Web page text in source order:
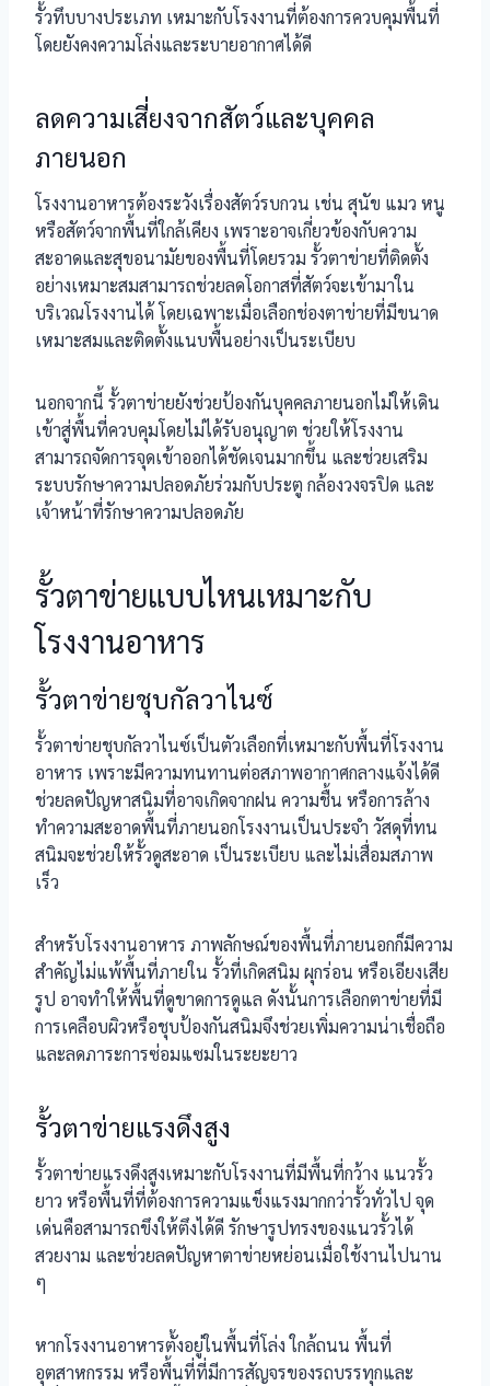
รั้วทึบบางประเภท เหมาะกับโรงงานที่ต้องการควบคุมพื้นที่
โดยยังคงความโล่งและระบายอากาศได้ดี
ลดความเสี่ยงจากสัตว์และบุคคล
ภายนอก
โรงงานอาหารต้องระวังเรื่องสัตว์รบกวน เช่น สุนัข แมว หนู
หรือสัตว์จากพื้นที่ใกล้เคียง เพราะอาจเกี่ยวข้องกับความ
สะอาดและสุขอนามัยของพื้นที่โดยรวม รั้วตาข่ายที่ติดตั้ง
อย่างเหมาะสมสามารถช่วยลดโอกาสที่สัตว์จะเข้ามาใน
บริเวณโรงงานได้ โดยเฉพาะเมื่อเลือกช่องตาข่ายที่มีขนาด
เหมาะสมและติดตั้งแนบพื้นอย่างเป็นระเบียบ
นอกจากนี้ รั้วตาข่ายยังช่วยป้องกันบุคคลภายนอกไม่ให้เดิน
เข้าสู่พื้นที่ควบคุมโดยไม่ได้รับอนุญาต ช่วยให้โรงงาน
สามารถจัดการจุดเข้าออกได้ชัดเจนมากขึ้น และช่วยเสริม
ระบบรักษาความปลอดภัยร่วมกับประตู กล้องวงจรปิด และ
เจ้าหน้าที่รักษาความปลอดภัย
รั้วตาข่ายแบบไหนเหมาะกับ
โรงงานอาหาร
รั้วตาข่ายชุบกัลวาไนซ์
รั้วตาข่ายชุบกัลวาไนซ์เป็นตัวเลือกที่เหมาะกับพื้นที่โรงงาน
อาหาร เพราะมีความทนทานต่อสภาพอากาศกลางแจ้งได้ดี
ช่วยลดปัญหาสนิมที่อาจเกิดจากฝน ความชื้น หรือการล้าง
ทำความสะอาดพื้นที่ภายนอกโรงงานเป็นประจำ วัสดุที่ทน
สนิมจะช่วยให้รั้วดูสะอาด เป็นระเบียบ และไม่เสื่อมสภาพ
เร็ว
สำหรับโรงงานอาหาร ภาพลักษณ์ของพื้นที่ภายนอกก็มีความ
สำคัญไม่แพ้พื้นที่ภายใน รั้วที่เกิดสนิม ผุกร่อน หรือเอียงเสีย
รูป อาจทำให้พื้นที่ดูขาดการดูแล ดังนั้นการเลือกตาข่ายที่มี
การเคลือบผิวหรือชุบป้องกันสนิมจึงช่วยเพิ่มความน่าเชื่อถือ
และลดภาระการซ่อมแซมในระยะยาว
รั้วตาข่ายแรงดึงสูง
รั้วตาข่ายแรงดึงสูงเหมาะกับโรงงานที่มีพื้นที่กว้าง แนวรั้ว
ยาว หรือพื้นที่ที่ต้องการความแข็งแรงมากกว่ารั้วทั่วไป จุด
เด่นคือสามารถขึงให้ตึงได้ดี รักษารูปทรงของแนวรั้วได้
สวยงาม และช่วยลดปัญหาตาข่ายหย่อนเมื่อใช้งานไปนาน
ๆ
หากโรงงานอาหารตั้งอยู่ในพื้นที่โล่ง ใกล้ถนน พื้นที่
อุตสาหกรรม หรือพื้นที่ที่มีการสัญจรของรถบรรทุกและ